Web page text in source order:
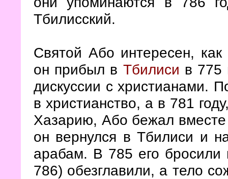
Тбилисский.
Святой Або интересен,
он прибыл в Тбилиси в 775
дискуссии с христианами.
в христианство, а в 781
Хазарию, Або бежал вместе
он вернулся в Тбилиси и
арабам. В 785 его бросили
786) обезглавили, а тело